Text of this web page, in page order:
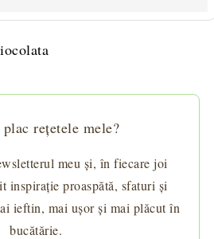
rețetele mele?
meu și, în fiecare joi
inspirație proaspătă, sfaturi și
ieftin, mai ușor și mai plăcut în
bucătărie.